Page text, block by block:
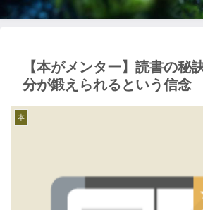
【本がメンター】読書の秘
分が鍛えられるという信念
本